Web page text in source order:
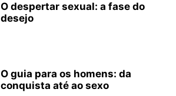
O despertar sexual: a fase do
desejo
O guia para os homens: da
conquista até ao sexo